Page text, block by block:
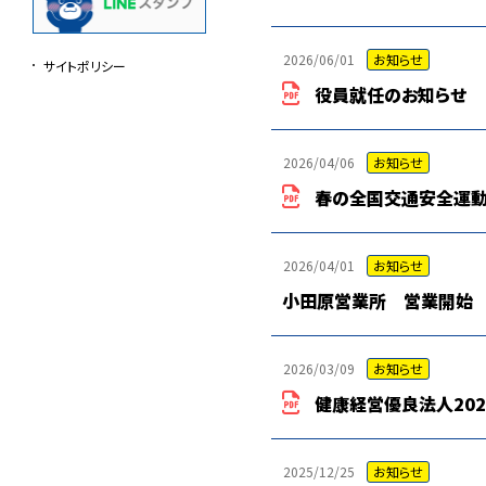
サイトポリシー 2026/06/01 お知らせ
役員就任のお知らせ
2026/04/06 お知らせ
春の全国交通安全運
2026/04/01 お知らせ
小田原営業所 営業開始
2026/03/09 お知らせ
健康経営優良法人
2025/12/25 お知らせ